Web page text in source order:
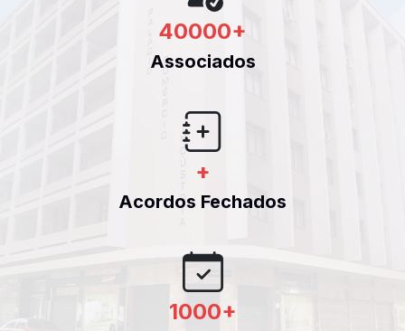
40000+
Associados
+
Acordos Fechados
1000+